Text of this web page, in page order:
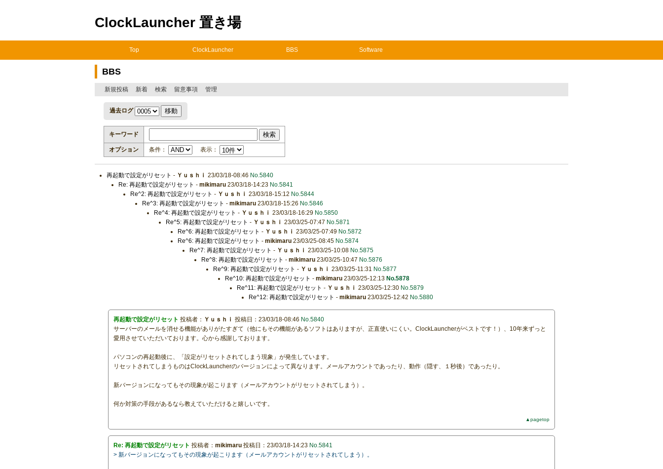
ClockLauncher 置き場
Top ClockLauncher BBS Software
BBS
新規投稿 新着 検索 留意事項 管理
過去ログ
キーワード
オプション 条件： 表示：
再起動で設定がリセット - Ｙｕｓｈｉ 23/03/18-08:46 No.5840
Re: 再起動で設定がリセット - mikimaru 23/03/18-14:23 No.5841
Re^2: 再起動で設定がリセット - Ｙｕｓｈｉ 23/03/18-15:12 No.5844
Re^3: 再起動で設定がリセット - mikimaru 23/03/18-15:26 No.5846
Re^4: 再起動で設定がリセット - Ｙｕｓｈｉ 23/03/18-16:29 No.5850
Re^5: 再起動で設定がリセット - Ｙｕｓｈｉ 23/03/25-07:47 No.5871
Re^6: 再起動で設定がリセット - Ｙｕｓｈｉ 23/03/25-07:49 No.5872
Re^6: 再起動で設定がリセット - mikimaru 23/03/25-08:45 No.5874
Re^7: 再起動で設定がリセット - Ｙｕｓｈｉ 23/03/25-10:08 No.5875
Re^8: 再起動で設定がリセット - mikimaru 23/03/25-10:47 No.5876
Re^9: 再起動で設定がリセット - Ｙｕｓｈｉ 23/03/25-11:31 No.5877
Re^10: 再起動で設定がリセット - mikimaru 23/03/25-12:13 No.5878
Re^11: 再起動で設定がリセット - Ｙｕｓｈｉ 23/03/25-12:30 No.5879
Re^12: 再起動で設定がリセット - mikimaru 23/03/25-12:42 No.5880
再起動で設定がリセット 投稿者： Ｙｕｓｈｉ 投稿日：23/03/18-08:46 No.5840
サーバーのメールを消せる機能がありがたすぎて（他にもその機能があるソフトはありますが、正直使いにくい。ClockLauncherがベストです！）、10年来ずっと
愛用させていただいております。心から感謝しております。
パソコンの再起動後に、「設定がリセットされてしまう現象」が発生しています。
リセットされてしまうものはClockLauncherのバージョンによって異なります。メールアカウントであったり、動作（隠す、１秒後）であったり。
新バージョンになってもその現象が起こります（メールアカウントがリセットされてしまう）。
何か対策の手段があるなら教えていただけると嬉しいです。
▲pagetop
Re: 再起動で設定がリセット 投稿者：mikimaru 投稿日：23/03/18-14:23 No.5841
> 新バージョンになってもその現象が起こります（メールアカウントがリセットされてしまう）。